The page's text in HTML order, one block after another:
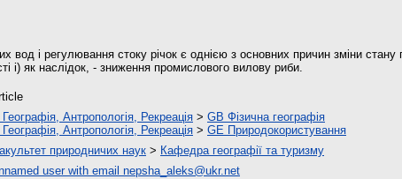
вод і регулювання стоку річок є однією з основних причин зміни стану
і) як наслідок, - зниження промислового вилову риби.
Антропологія, Рекреація > GB Фізична географія
Антропологія, Рекреація > GE Природокористування
природничих наук > Кафедра географії та туризму
user with email nepsha_aleks@ukr.net